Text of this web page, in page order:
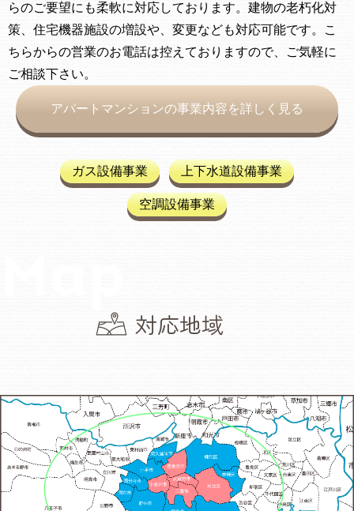
らのご要望にも柔軟に対応しております。建物の老朽化対
策、住宅機器施設の増設や、変更なども対応可能です。こ
ちらからの営業のお電話は控えておりますので、ご気軽に
ご相談下さい。
アパートマンションの事業内容を詳しく見る
ガス設備事業 上下水道設備事業
空調設備事業
対応地域